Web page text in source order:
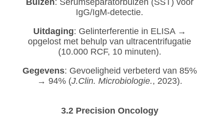
Buizen: Serumseparatorbuizen (SST) voor
IgG/IgM-detectie.
Uitdaging: Gelinterferentie in ELISA →
opgelost met behulp van ultracentrifugatie
(10.000 RCF, 10 minuten).
Gegevens: Gevoeligheid verbeterd van 85%
→ 94% (J.Clin. Microbiologie., 2023).
3.2 Precision Oncology